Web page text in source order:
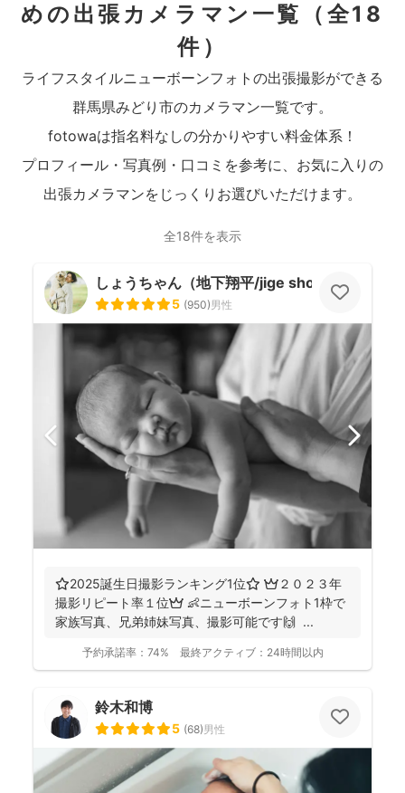
めの出張カメラマン一覧
（全18
件）
ライフスタイルニューボーンフォトの出張撮影ができる
群馬県みどり市のカメラマン一覧です。
fotowaは指名料なしの分かりやすい料金体系！
プロフィール・写真例・口コミを参考に、お気に入りの
出張カメラマンをじっくりお選びいただけます。
全18件を表示
しょうちゃん（地下翔平/jige shohe）
5 (950)男性
⭐️2025誕生日撮影ランキング1位⭐️ 👑２０２３年
撮影リピート率１位👑 👶ニューボーンフォト1枠で
家族写真、兄弟姉妹写真、撮影可能です🙌 ...
予約承諾率： 74% 最終アクティブ： 24時間以内
鈴木和博
5 (68)男性